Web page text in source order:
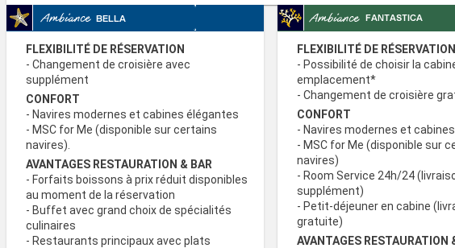
FLEXIBILITÉ DE RÉSERVATION
- Changement de croisière avec
supplément
CONFORT
- Navires modernes et cabines élégantes
- MSC for Me (disponible sur certains
navires).
AVANTAGES RESTAURATION & BAR
- Forfaits boissons à prix réduit disponibles
au moment de la réservation
- Buffet avec grand choix de spécialités
culinaires
- Restaurants principaux avec plats
FLEXIBILITÉ DE RÉSERVATION
- Possibilité de choisir la
emplacement*
- Changement de croisière
CONFORT
- Navires modernes et
- MSC for Me (disponible sur
navires)
- Room Service 24h/24
supplément)
- Petit-déjeuner en cabine
gratuite)
AVANTAGES RESTAURATION